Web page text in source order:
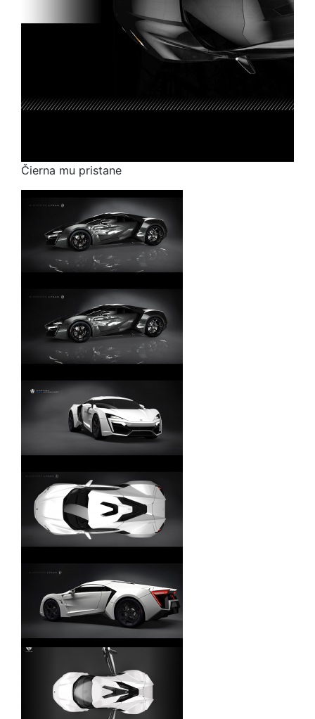
Čierna mu pristane